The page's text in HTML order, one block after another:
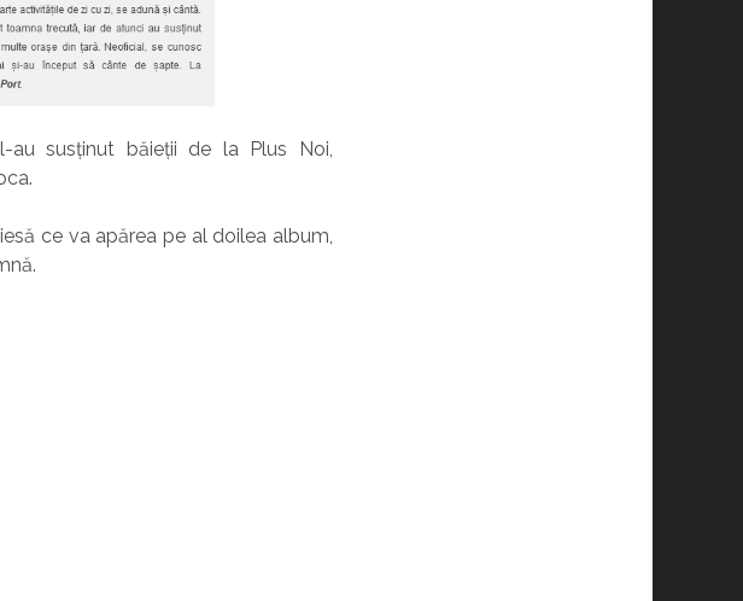
susținut băieții de la Plus Noi,
ce va apărea pe al doilea album,